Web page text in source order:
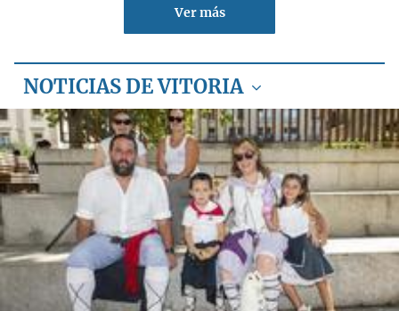
Ver más
NOTICIAS DE VITORIA